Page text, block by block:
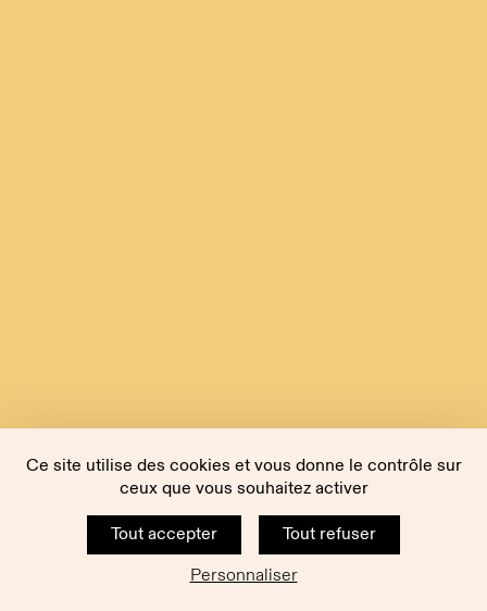
Ce site utilise des cookies et vous donne le contrôle sur
ceux que vous souhaitez activer
Tout accepter
Tout refuser
Personnaliser